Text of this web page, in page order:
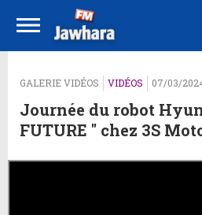
GALERIE VIDÉOS VIDÉOS 07/03/
Journée du robot
FUTURE " chez 3S